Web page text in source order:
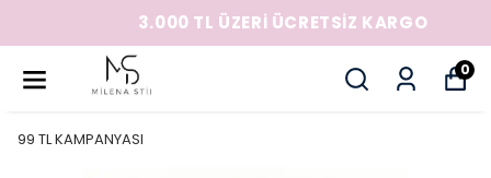
3.000 TL ÜZERİ ÜCRETSİZ KARGO
0
99 TL KAMPANYASI